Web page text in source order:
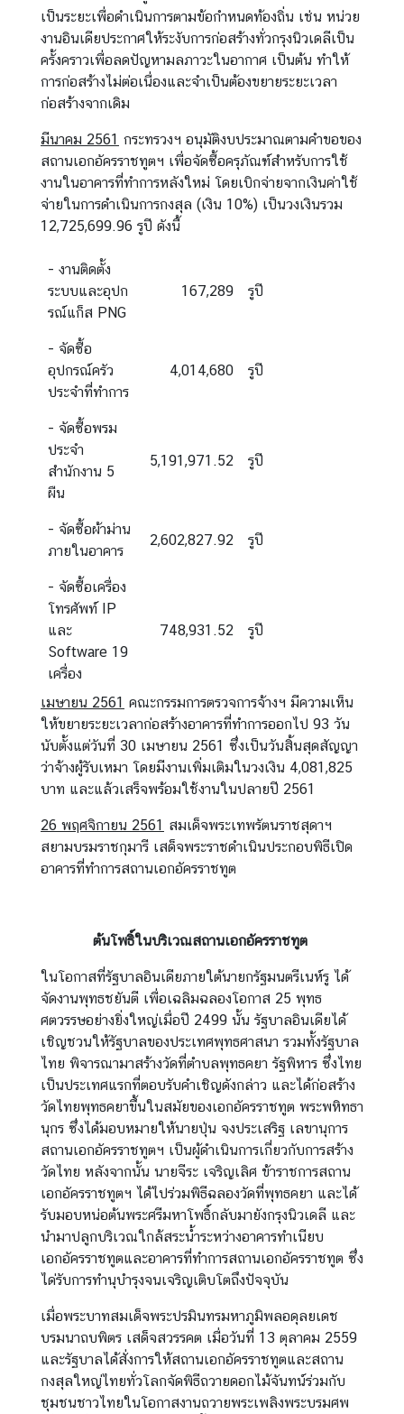
เป็นระยะเพื่อดำเนินการตามข้อกำหนดท้องถิ่น เช่น หน่วย
งานอินเดียประกาศให้ระงับการก่อสร้างทั่วกรุงนิวเดลีเป็น
ครั้งคราวเพื่อลดปัญหามลภาวะในอากาศ เป็นต้น ทำให้
การก่อสร้างไม่ต่อเนื่องและจำเป็นต้องขยายระยะเวลา
ก่อสร้างจากเดิม
มีนาคม 2561 กระทรวงฯ อนุมัติงบประมาณตามคำขอของ
สถานเอกอัครราชทูตฯ เพื่อจัดซื้อครุภัณฑ์สำหรับการใช้
งานในอาคารที่ทำการหลังใหม่ โดยเบิกจ่ายจากเงินค่าใช้
จ่ายในการดำเนินการกงสุล (เงิน 10%) เป็นวงเงินรวม
12,725,699.96 รูปี ดังนี้
- งานติดตั้ง
ระบบและอุปก
รณ์แก็ส PNG
167,289 รูปี
- จัดซื้อ
อุปกรณ์ครัว
ประจำที่ทำการ
4,014,680 รูปี
- จัดซื้อพรม
ประจำ
สำนักงาน 5
ผืน
5,191,971.52 รูปี
- จัดซื้อผ้าม่าน
ภายในอาคาร
2,602,827.92 รูปี
- จัดซื้อเครื่อง
โทรศัพท์ IP
และ
Software 19
เครื่อง
748,931.52 รูปี
เมษายน 2561 คณะกรรมการตรวจการจ้างฯ มีความเห็น
ให้ขยายระยะเวลาก่อสร้างอาคารที่ทำการออกไป 93 วัน
นับตั้งแต่วันที่ 30 เมษายน 2561 ซึ่งเป็นวันสิ้นสุดสัญญา
ว่าจ้างผู้รับเหมา โดยมีงานเพิ่มเติมในวงเงิน 4,081,825
บาท และแล้วเสร็จพร้อมใช้งานในปลายปี 2561
26 พฤศจิกายน 2561 สมเด็จพระเทพรัตนราชสุดาฯ
สยามบรมราชกุมารี เสด็จพระราชดำเนินประกอบพิธีเปิด
อาคารที่ทำการสถานเอกอัครราชทูต
ต้นโพธิ์ในบริเวณสถานเอกอัครราชทูต
ในโอกาสที่รัฐบาลอินเดียภายใต้นายกรัฐมนตรีเนห์รู ได้
จัดงานพุทธชยันตี เพื่อเฉลิมฉลองโอกาส 25 พุทธ
ศตวรรษอย่างยิ่งใหญ่เมื่อปี 2499 นั้น รัฐบาลอินเดียได้
เชิญชวนให้รัฐบาลของประเทศพุทธศาสนา รวมทั้งรัฐบาล
ไทย พิจารณามาสร้างวัดที่ตำบลพุทธคยา รัฐพิหาร ซึ่งไทย
เป็นประเทศแรกที่ตอบรับคำเชิญดังกล่าว และได้ก่อสร้าง
วัดไทยพุทธคยาขึ้นในสมัยของเอกอัครราชทูต พระพหิทธา
นุกร ซึ่งได้มอบหมายให้นายปุ่น จงประเสริฐ เลขานุการ
สถานเอกอัครราชทูตฯ เป็นผู้ดำเนินการเกี่ยวกับการสร้าง
วัดไทย หลังจากนั้น นายจีระ เจริญเลิศ ข้าราชการสถาน
เอกอัครราชทูตฯ ได้ไปร่วมพิธีฉลองวัดที่พุทธคยา และได้
รับมอบหน่อต้นพระศรีมหาโพธิ์กลับมายังกรุงนิวเดลี และ
นำมาปลูกบริเวณใกล้สระน้ำระหว่างอาคารทำเนียบ
เอกอัครราชทูตและอาคารที่ทำการสถานเอกอัครราชทูต ซึ่ง
ได่รับการทำนุบำรุงจนเจริญเติบโตถึงปัจจุบัน
เมื่อพระบาทสมเด็จพระปรมินทรมหาภูมิพลอดุลยเดช
บรมนาถบพิตร เสด็จสวรรคต เมื่อวันที่ 13 ตุลาคม 2559
และรัฐบาลได้สั่งการให้สถานเอกอัครราชทูตและสถาน
กงสุลใหญ่ไทยทั่วโลกจัดพิธีถวายดอกไม้จันทน์ร่วมกับ
ชุมชนชาวไทยในโอกาสงานถวายพระเพลิงพระบรมศพ